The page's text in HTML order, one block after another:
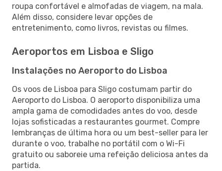
roupa confortável e almofadas de viagem, na mala.
Além disso, considere levar opções de
entretenimento, como livros, revistas ou filmes.
Aeroportos em Lisboa e Sligo
Instalações no Aeroporto do Lisboa
Os voos de Lisboa para Sligo costumam partir do
Aeroporto do Lisboa. O aeroporto disponibiliza uma
ampla gama de comodidades antes do voo, desde
lojas sofisticadas a restaurantes gourmet. Compre
lembranças de última hora ou um best-seller para ler
durante o voo, trabalhe no portátil com o Wi-Fi
gratuito ou saboreie uma refeição deliciosa antes da
partida.